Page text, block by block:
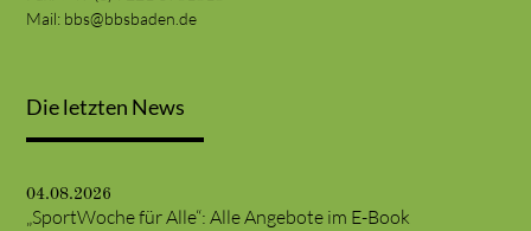
Mail: bbs@bbsbaden.de
Die letzten News
04.08.2026
„SportWoche für Alle“: Alle Angebote im E-Book